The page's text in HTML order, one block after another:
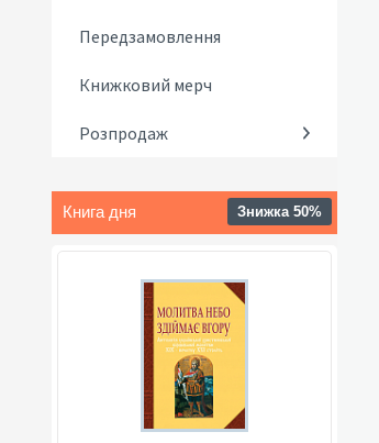
Передзамовлення
Книжковий мерч
Розпродаж
Книга дня Знижка 50%